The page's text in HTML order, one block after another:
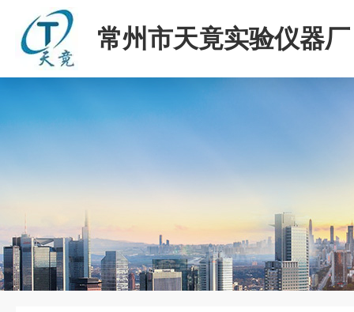
常州市天竟实验仪器厂